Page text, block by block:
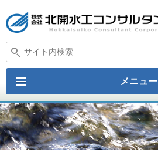
メニュー